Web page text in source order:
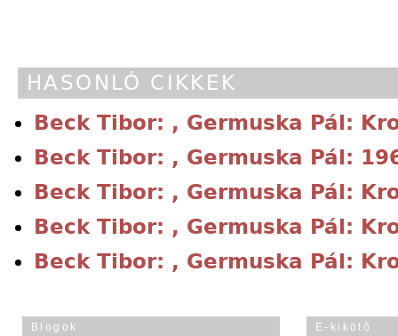
HASONLÓ CIKKEK
Beck Tibor: , Germuska Pál:
Beck Tibor: , Germuska Pál:
Beck Tibor: , Germuska Pál:
Beck Tibor: , Germuska Pál:
Beck Tibor: , Germuska Pál:
Blogok E-kikötő